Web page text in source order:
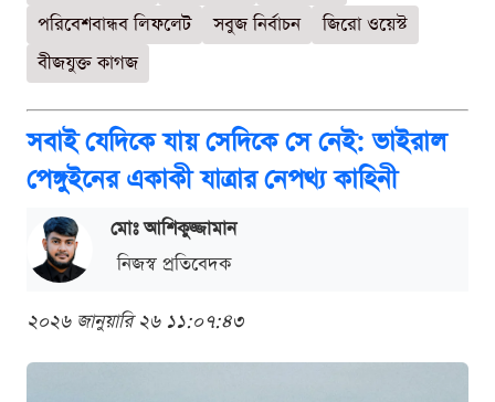
পরিবেশবান্ধব লিফলেট
সবুজ নির্বাচন
জিরো ওয়েস্ট
বীজযুক্ত কাগজ
সবাই যেদিকে যায় সেদিকে সে নেই: ভাইরাল
পেঙ্গুইনের একাকী যাত্রার নেপথ্য কাহিনী
মোঃ আশিকুজ্জামান
নিজস্ব প্রতিবেদক
২০২৬ জানুয়ারি ২৬ ১১:০৭:৪৩